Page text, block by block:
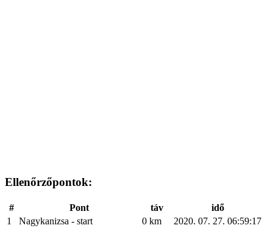
Ellenőrzőpontok:
# Pont táv
idő
1
Nagykanizsa - start 0 km 2020. 07. 27. 06:59:17